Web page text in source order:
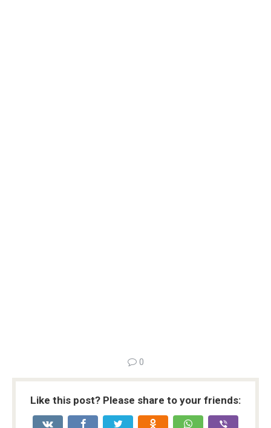
0
Like this post? Please share to your friends: